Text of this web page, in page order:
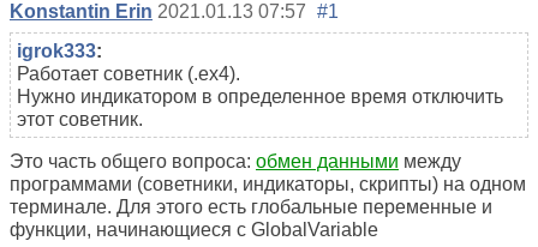
Konstantin Erin 2021.01.13 07:57 #1
igrok333:
Работает советник (.ex4).
Нужно индикатором в определенное время отключить
этот советник.
Это часть общего вопроса: обмен данными между
программами (советники, индикаторы, скрипты) на одном
терминале. Для этого есть глобальные переменные и
функции, начинающиеся с GlobalVariable